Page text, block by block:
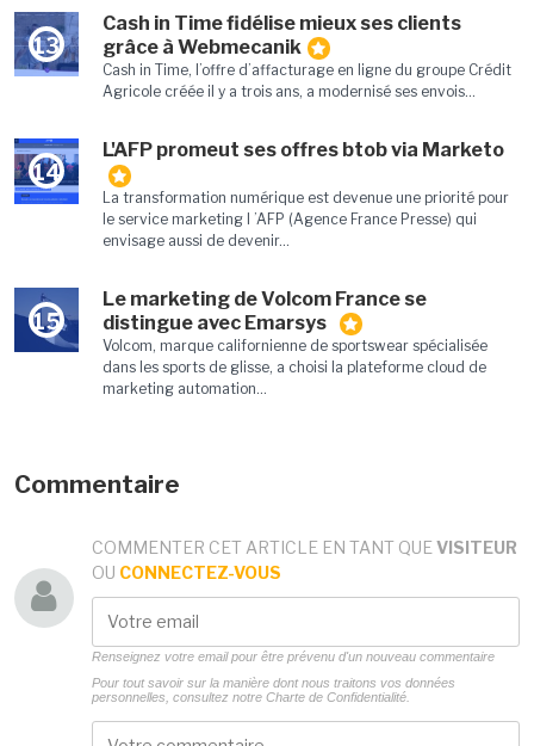
13
Cash in Time fidélise mieux ses clients
grâce à Webmecanik
Cash in Time, l’offre d’affacturage en ligne du groupe Crédit
Agricole créée il y a trois ans, a modernisé ses envois...
14
L'AFP promeut ses offres btob via Marketo
La transformation numérique est devenue une priorité pour
le service marketing l ’AFP (Agence France Presse) qui
envisage aussi de devenir...
15
Le marketing de Volcom France se
distingue avec Emarsys
Volcom, marque californienne de sportswear spécialisée
dans les sports de glisse, a choisi la plateforme cloud de
marketing automation...
Commentaire
COMMENTER CET ARTICLE EN TANT QUE VISITEUR
OU CONNECTEZ-VOUS
Renseignez votre email pour être prévenu d'un nouveau commentaire
Pour tout savoir sur la manière dont nous traitons vos données
personnelles, consultez notre Charte de Confidentialité.